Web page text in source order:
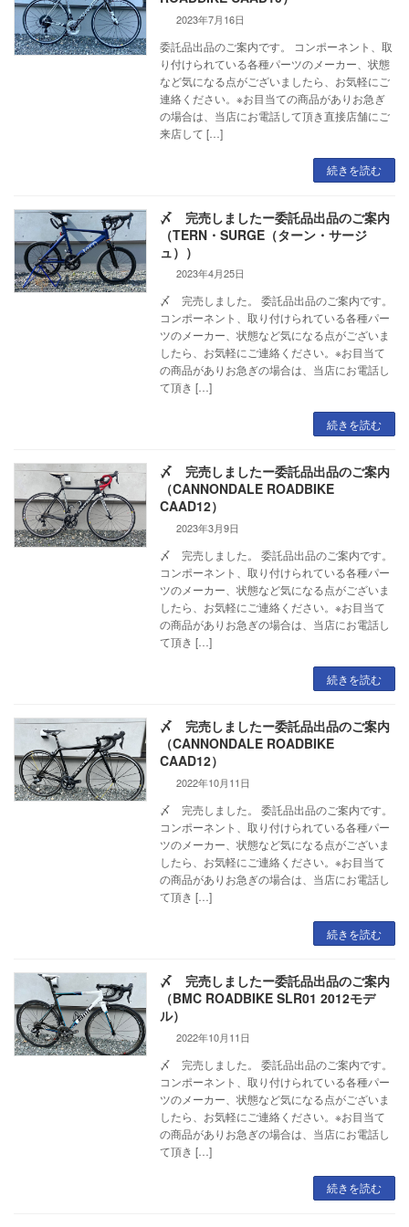
2023年7月16日
委託品出品のご案内です。 コンポーネント、取
り付けられている各種パーツのメーカー、状態
など気になる点がございましたら、お気軽にご
連絡ください。※お目当ての商品がありお急ぎ
の場合は、当店にお電話して頂き直接店舗にご
来店して […]
続きを読む
〆 完売しましたー委託品出品のご案内
（TERN・SURGE（ターン・サージ
ュ））
2023年4月25日
〆 完売しました。 委託品出品のご案内です。
コンポーネント、取り付けられている各種パー
ツのメーカー、状態など気になる点がございま
したら、お気軽にご連絡ください。※お目当て
の商品がありお急ぎの場合は、当店にお電話し
て頂き […]
続きを読む
〆 完売しましたー委託品出品のご案内
（CANNONDALE ROADBIKE
CAAD12）
2023年3月9日
〆 完売しました。 委託品出品のご案内です。
コンポーネント、取り付けられている各種パー
ツのメーカー、状態など気になる点がございま
したら、お気軽にご連絡ください。※お目当て
の商品がありお急ぎの場合は、当店にお電話し
て頂き […]
続きを読む
〆 完売しましたー委託品出品のご案内
（CANNONDALE ROADBIKE
CAAD12）
2022年10月11日
〆 完売しました。 委託品出品のご案内です。
コンポーネント、取り付けられている各種パー
ツのメーカー、状態など気になる点がございま
したら、お気軽にご連絡ください。※お目当て
の商品がありお急ぎの場合は、当店にお電話し
て頂き […]
続きを読む
〆 完売しましたー委託品出品のご案内
（BMC ROADBIKE SLR01 2012モデ
ル）
2022年10月11日
〆 完売しました。 委託品出品のご案内です。
コンポーネント、取り付けられている各種パー
ツのメーカー、状態など気になる点がございま
したら、お気軽にご連絡ください。※お目当て
の商品がありお急ぎの場合は、当店にお電話し
て頂き […]
続きを読む